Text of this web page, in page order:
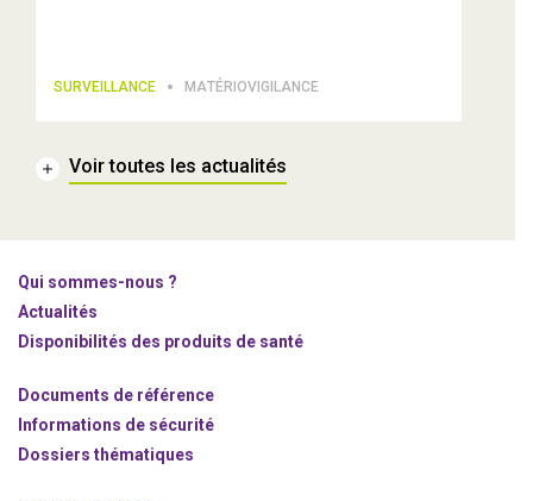
SURVEILLANCE MATÉRIOVIGILANCE
Voir toutes les actualités
Qui sommes-nous ?
Actualités
Disponibilités des produits de santé
Documents de référence
Informations de sécurité
Dossiers thématiques